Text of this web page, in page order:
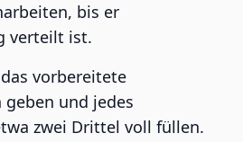
bis er
verteilt ist.
vorbereitete
und jedes
zwei Drittel voll füllen.